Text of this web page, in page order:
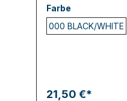
superbequem. In
Vorderseite kannst
Kleinigkeiten wie
Smartphone sicher
Better Cotton keine
Farbe
000 BLACK/WHITE
21,50 €*